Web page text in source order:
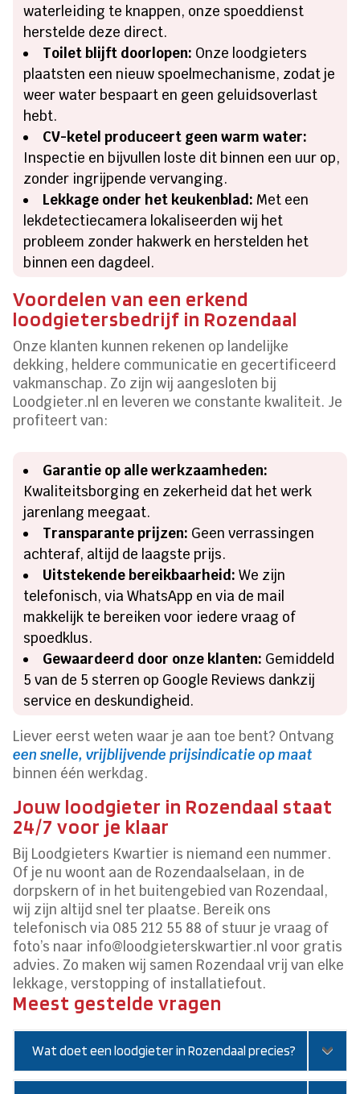
waterleiding te knappen, onze spoeddienst
herstelde deze direct.
Toilet blijft doorlopen: Onze loodgieters
plaatsten een nieuw spoelmechanisme, zodat je
weer water bespaart en geen geluidsoverlast
hebt.
CV-ketel produceert geen warm water:
Inspectie en bijvullen loste dit binnen een uur op,
zonder ingrijpende vervanging.
Lekkage onder het keukenblad: Met een
lekdetectiecamera lokaliseerden wij het
probleem zonder hakwerk en herstelden het
binnen een dagdeel.
Voordelen van een erkend
loodgietersbedrijf in Rozendaal
Onze klanten kunnen rekenen op landelijke
dekking, heldere communicatie en gecertificeerd
vakmanschap. Zo zijn wij aangesloten bij
Loodgieter.nl en leveren we constante kwaliteit. Je
profiteert van:
Garantie op alle werkzaamheden:
Kwaliteitsborging en zekerheid dat het werk
jarenlang meegaat.
Transparante prijzen: Geen verrassingen
achteraf, altijd de laagste prijs.
Uitstekende bereikbaarheid: We zijn
telefonisch, via WhatsApp en via de mail
makkelijk te bereiken voor iedere vraag of
spoedklus.
Gewaardeerd door onze klanten: Gemiddeld
5 van de 5 sterren op Google Reviews dankzij
service en deskundigheid.
Liever eerst weten waar je aan toe bent? Ontvang
een snelle, vrijblijvende prijsindicatie op maat
binnen één werkdag.
Jouw loodgieter in Rozendaal staat
24/7 voor je klaar
Bij Loodgieters Kwartier is niemand een nummer.
Of je nu woont aan de Rozendaalselaan, in de
dorpskern of in het buitengebied van Rozendaal,
wij zijn altijd snel ter plaatse. Bereik ons
telefonisch via 085 212 55 88 of stuur je vraag of
foto’s naar info@loodgieterskwartier.nl voor gratis
advies. Zo maken wij samen Rozendaal vrij van elke
lekkage, verstopping of installatiefout.
Meest gestelde vragen
Wat doet een loodgieter in Rozendaal precies?